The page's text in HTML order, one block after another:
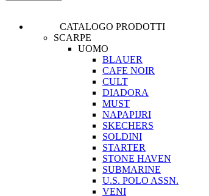
CATALOGO PRODOTTI
SCARPE
UOMO
BLAUER
CAFE NOIR
CULT
DIADORA
MUST
NAPAPIJRI
SKECHERS
SOLDINI
STARTER
STONE HAVEN
SUBMARINE
U.S. POLO ASSN.
VENI